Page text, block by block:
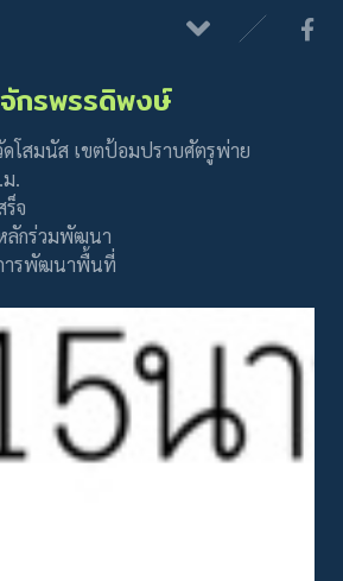
กรพรรดิพงษ์
ดโสมนัส เขตป้อมปราบศัตรูพ่าย
.
ร็จ
ลักร่วมพัฒนา
ารพัฒนาพื้นที่